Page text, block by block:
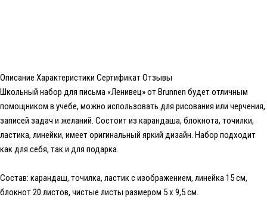
Описание Характеристики СертификатОтзывы
Школьный набор для письма «Ленивец» от Brunnen будет отличным
помощником в учебе, можно использовать для рисования или черчения,
записей задач и желаний. Состоит из карандаша, блокнота, точилки,
ластика, линейки, имеет оригинальный яркий дизайн. Набор подходит
как для себя, так и для подарка.
Состав: карандаш, точилка, ластик с изображением, линейка 15 см,
блокнот 20 листов, чистые листы размером 5 x 9,5 см.